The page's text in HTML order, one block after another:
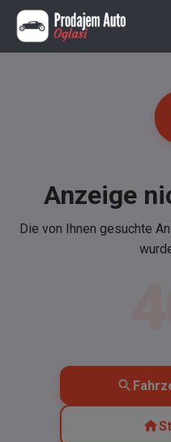
Anzeige
Die von Ihnen gesuchte